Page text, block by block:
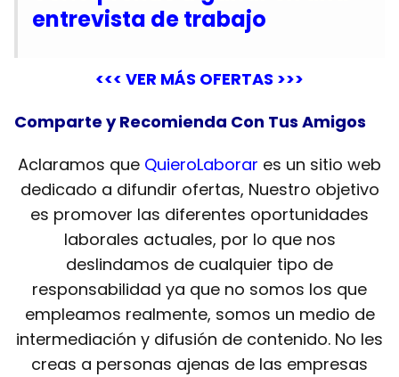
entrevista de trabajo
<<< VER MÁS OFERTAS >>>
Comparte y Recomienda Con Tus Amigos
Aclaramos que QuieroLaborar es un sitio web
dedicado a difundir ofertas, Nuestro objetivo
es promover las diferentes oportunidades
laborales actuales, por lo que nos
deslindamos de cualquier tipo de
responsabilidad ya que no somos los que
empleamos realmente, somos un medio de
intermediación y difusión de contenido. No les
creas a personas ajenas de las empresas